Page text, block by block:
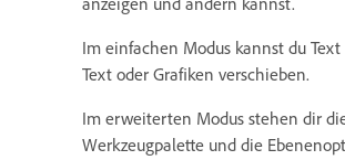
Im einfachen Modus kannst du
Text oder Grafiken verschieben.
Im erweiterten Modus stehen dir
Werkzeugpalette und die